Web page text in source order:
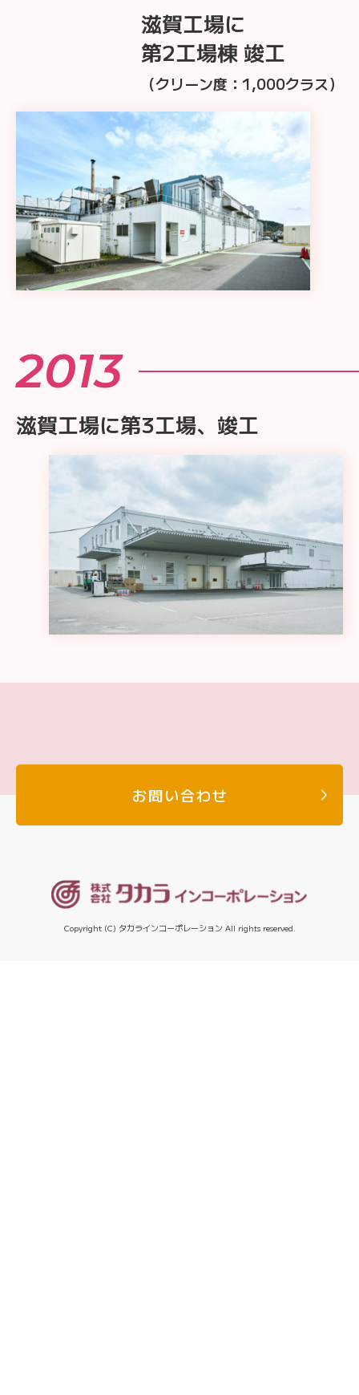
滋賀工場に
第2工場棟 竣工
（クリーン度：1,000クラス）
2013
滋賀工場に第3工場、竣工
お問い合わせ
Copyright (C) タカラインコーポレーション All rights reserved.